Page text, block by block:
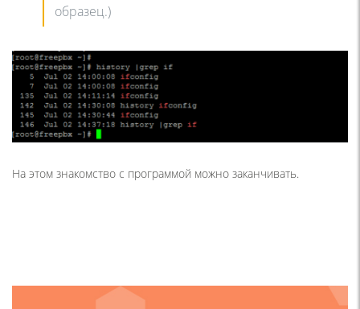
образец.)
На этом знакомство с программой можно заканчивать.